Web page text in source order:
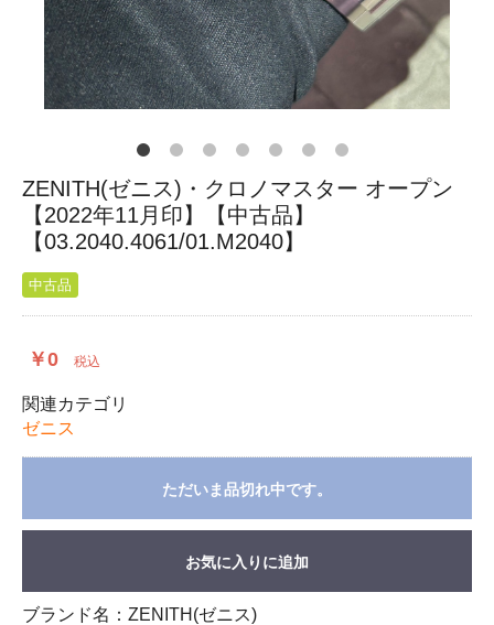
ZENITH(ゼニス)・クロノマスター オープン
【2022年11月印】【中古品】
【03.2040.4061/01.M2040】
中古品
￥0 税込
関連カテゴリ
ゼニス
ただいま品切れ中です。
お気に入りに追加
ブランド名：ZENITH(ゼニス)